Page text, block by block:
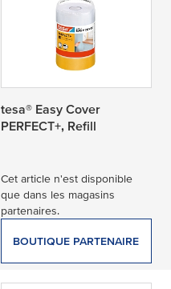
tesa® Easy Cover
PERFECT+, Refill
Cet article n'est disponible
que dans les magasins
partenaires.
BOUTIQUE PARTENAIRE